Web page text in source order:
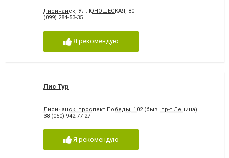
Лисичанск, УЛ. ЮНОШЕСКАЯ, 80
(099) 284-53-35
Я рекомендую
Лис Тур
Лисичанск, проспект Победы, 102 (быв. пр-т Ленина)
38 (050) 942 77 27
Я рекомендую